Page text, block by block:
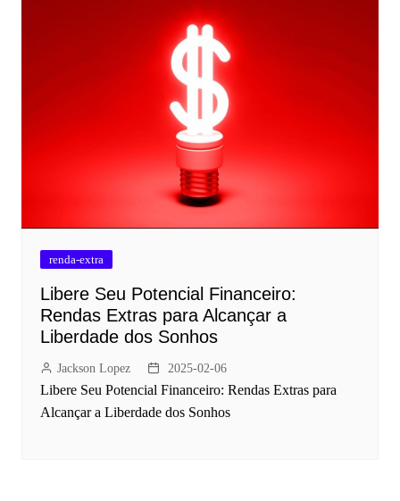
renda-extra
Libere Seu Potencial Financeiro:
Rendas Extras para Alcançar a
Liberdade dos Sonhos
Jackson Lopez 2025-02-06
Libere Seu Potencial Financeiro: Rendas Extras para
Alcançar a Liberdade dos Sonhos